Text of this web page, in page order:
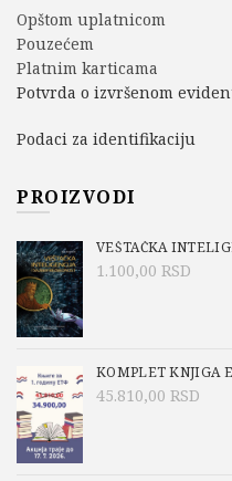
Opštom uplatnicom
Pouzećem
Platnim karticama
Potvrda o izvršenom
Podaci za identifikaciju
PROIZVODI
VEŠTAČKA
1.100,00 RSD
KOMPLET KNJIGA
45.810,00 RSD